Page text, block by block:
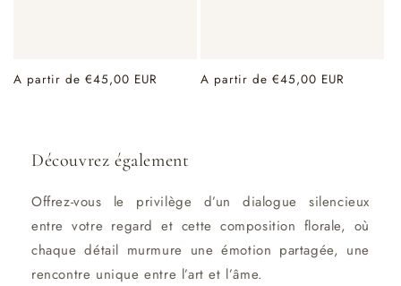
Prix
A partir de €45,00 EUR
Prix
A partir de €45,00 EUR
Découvrez également
Offrez-vous le privilège d’un dialogue silencieux
entre votre regard et cette composition florale, où
chaque détail murmure une émotion partagée, une
rencontre unique entre l’art et l’âme.